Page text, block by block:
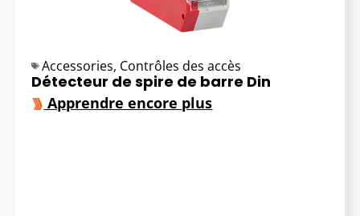
Accessories, Contrôles des accès
Détecteur de spire de barre Din
Apprendre encore plus